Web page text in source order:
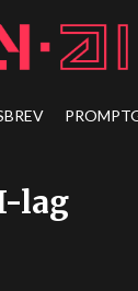
lag